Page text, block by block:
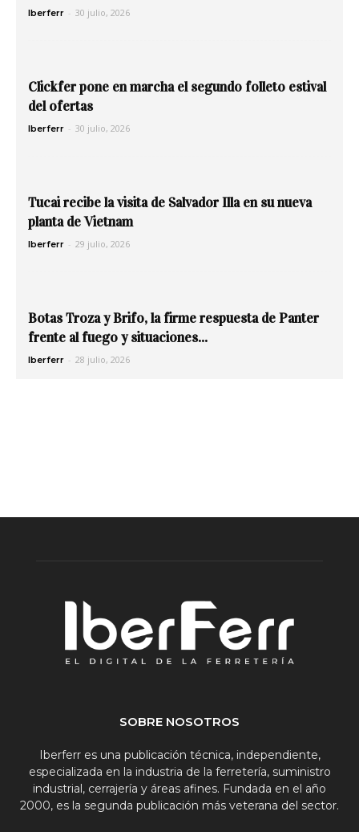
Iberferr - 30 julio, 2026
Clickfer pone en marcha el segundo folleto estival
del ofertas
Iberferr - 30 julio, 2026
Tucai recibe la visita de Salvador Illa en su nueva
planta de Vietnam
Iberferr - 29 julio, 2026
Botas Troza y Brifo, la firme respuesta de Panter
frente al fuego y situaciones...
Iberferr - 28 julio, 2026
SOBRE NOSOTROS
Iberferr es una publicación técnica, independiente,
especializada en la industria de la ferretería, suministro
industrial, cerrajería y áreas afines. Fundada en el año
2000, es la segunda publicación más veterana del sector.